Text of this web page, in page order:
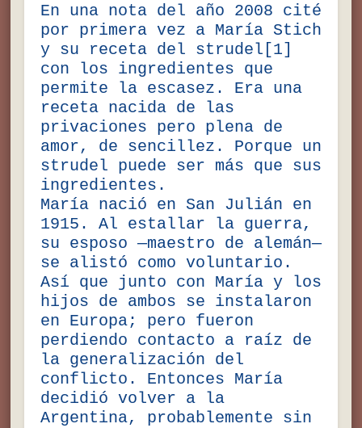
En una nota del año 2008 cité
por primera vez a María Stich
y su receta del strudel[1]
con los ingredientes que
permite la escasez. Era una
receta nacida de las
privaciones pero plena de
amor, de sencillez. Porque un
strudel puede ser más que sus
ingredientes.
María nació en San Julián en
1915. Al estallar la guerra,
su esposo —maestro de alemán—
se alistó como voluntario.
Así que junto con María y los
hijos de ambos se instalaron
en Europa; pero fueron
perdiendo contacto a raíz de
la generalización del
conflicto. Entonces María
decidió volver a la
Argentina, probablemente sin